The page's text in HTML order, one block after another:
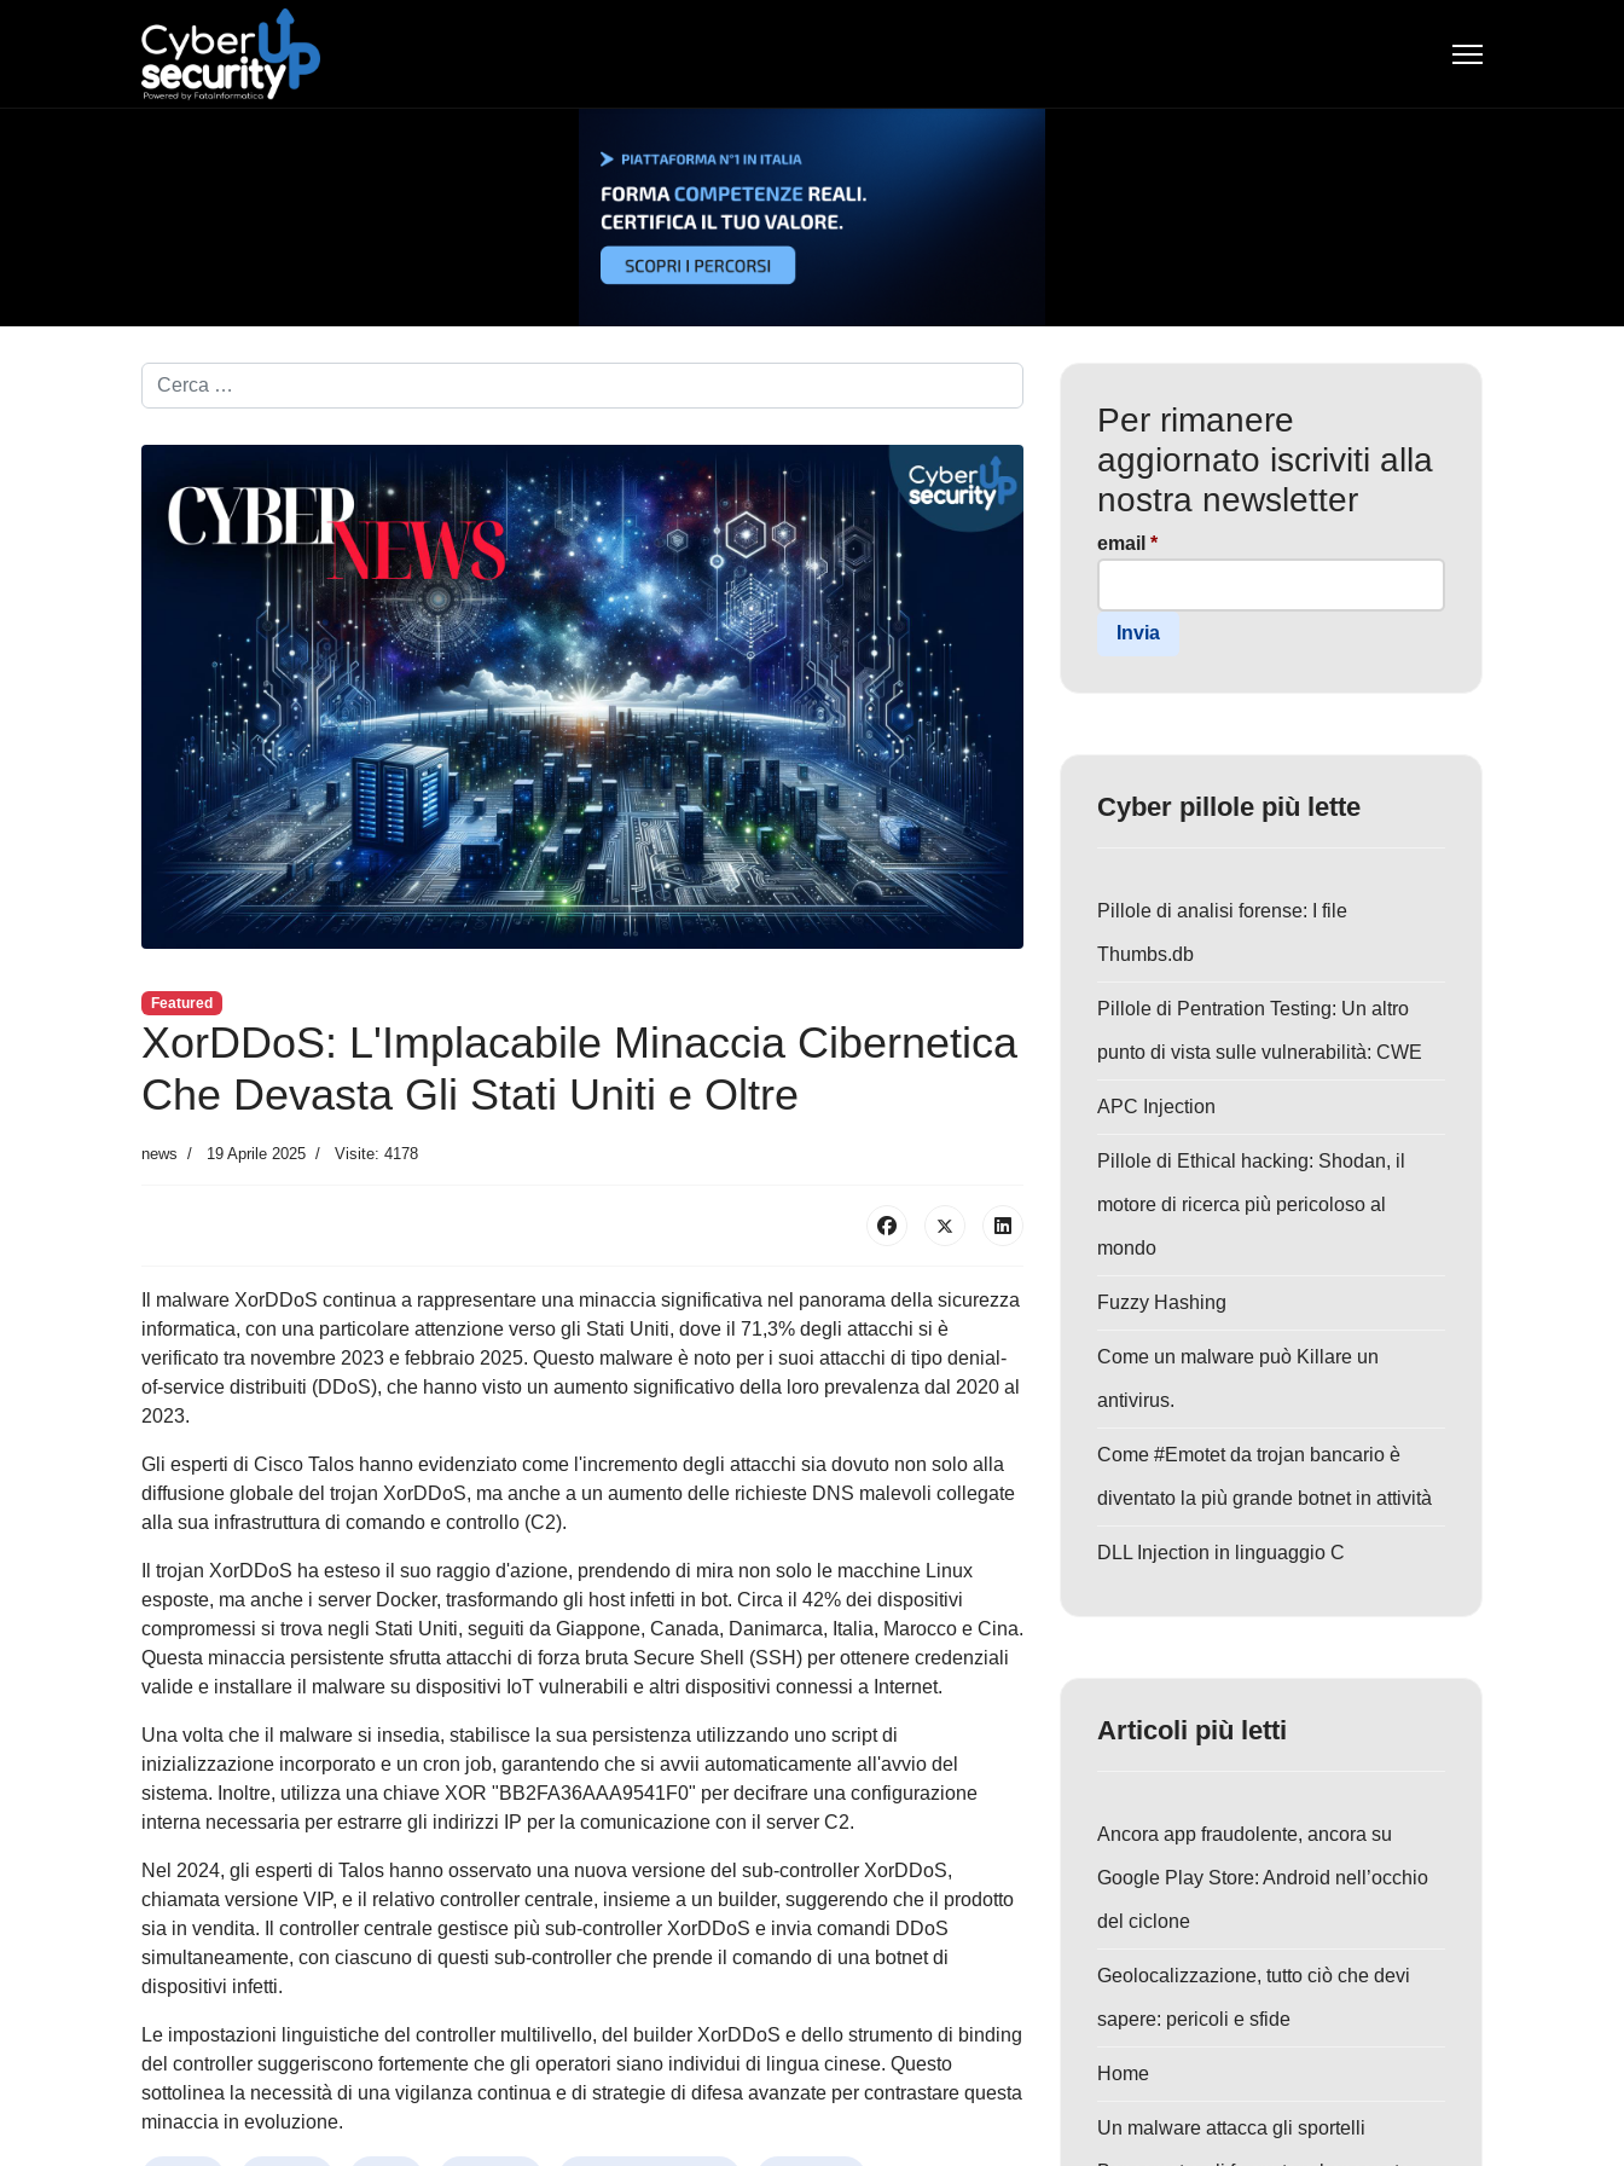
Cerca nel blog...
Featured
XorDDoS: L'Implacabile Minaccia Cibernetica
Che Devasta Gli Stati Uniti e Oltre
news 19 Aprile 2025 Visite: 4178
Il malware XorDDoS continua a rappresentare una minaccia significativa nel panorama della sicurezza
informatica, con una particolare attenzione verso gli Stati Uniti, dove il 71,3% degli attacchi si è
verificato tra novembre 2023 e febbraio 2025. Questo malware è noto per i suoi attacchi di tipo denial-
of-service distribuiti (DDoS), che hanno visto un aumento significativo della loro prevalenza dal 2020 al
2023.
Gli esperti di Cisco Talos hanno evidenziato come l'incremento degli attacchi sia dovuto non solo alla
diffusione globale del trojan XorDDoS, ma anche a un aumento delle richieste DNS malevoli collegate
alla sua infrastruttura di comando e controllo (C2).
Il trojan XorDDoS ha esteso il suo raggio d'azione, prendendo di mira non solo le macchine Linux
esposte, ma anche i server Docker, trasformando gli host infetti in bot. Circa il 42% dei dispositivi
compromessi si trova negli Stati Uniti, seguiti da Giappone, Canada, Danimarca, Italia, Marocco e Cina.
Questa minaccia persistente sfrutta attacchi di forza bruta Secure Shell (SSH) per ottenere credenziali
valide e installare il malware su dispositivi IoT vulnerabili e altri dispositivi connessi a Internet.
Una volta che il malware si insedia, stabilisce la sua persistenza utilizzando uno script di
inizializzazione incorporato e un cron job, garantendo che si avvii automaticamente all'avvio del
sistema. Inoltre, utilizza una chiave XOR "BB2FA36AAA9541F0" per decifrare una configurazione
interna necessaria per estrarre gli indirizzi IP per la comunicazione con il server C2.
Nel 2024, gli esperti di Talos hanno osservato una nuova versione del sub-controller XorDDoS,
chiamata versione VIP, e il relativo controller centrale, insieme a un builder, suggerendo che il prodotto
sia in vendita. Il controller centrale gestisce più sub-controller XorDDoS e invia comandi DDoS
simultaneamente, con ciascuno di questi sub-controller che prende il comando di una botnet di
dispositivi infetti.
Le impostazioni linguistiche del controller multilivello, del builder XorDDoS e dello strumento di binding
del controller suggeriscono fortemente che gli operatori siano individui di lingua cinese. Questo
sottolinea la necessità di una vigilanza continua e di strategie di difesa avanzate per contrastare questa
minaccia in evoluzione.
Per rimanere
aggiornato iscriviti alla
nostra newsletter
email *
Invia
Cyber pillole più lette
Pillole di analisi forense: I file
Thumbs.db
Pillole di Pentration Testing: Un altro
punto di vista sulle vulnerabilità: CWE
APC Injection
Pillole di Ethical hacking: Shodan, il
motore di ricerca più pericoloso al
mondo
Fuzzy Hashing
Come un malware può Killare un
antivirus.
Come #Emotet da trojan bancario è
diventato la più grande botnet in attività
DLL Injection in linguaggio C
Articoli più letti
Ancora app fraudolente, ancora su
Google Play Store: Android nell’occhio
del ciclone
Geolocalizzazione, tutto ciò che devi
sapere: pericoli e sfide
Home
Un malware attacca gli sportelli